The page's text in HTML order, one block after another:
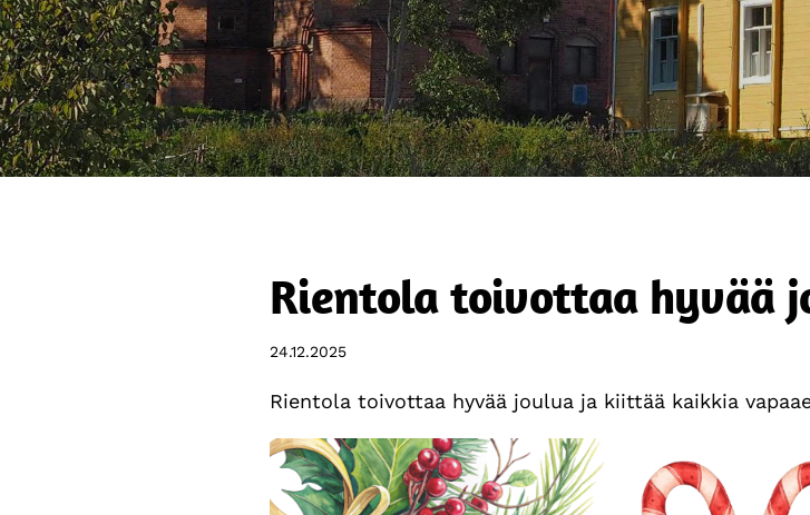
Rientola toivottaa hyvää
24.12.2025
Rientola toivottaa hyvää joulua ja kiittää kaikkia